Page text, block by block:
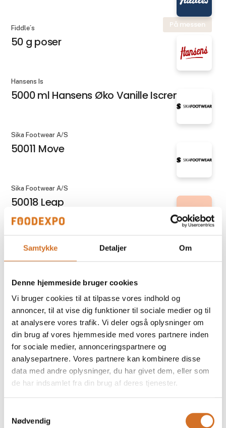
Samtykke Detaljer Om
Denne hjemmeside bruger cookies
Vi bruger cookies til at tilpasse vores indhold og
annoncer, til at vise dig funktioner til sociale medier og til
at analysere vores trafik. Vi deler også oplysninger om
din brug af vores hjemmeside med vores partnere inden
for sociale medier, annonceringspartnere og
analysepartnere. Vores partnere kan kombinere disse
data med andre oplysninger, du har givet dem, eller som
de har indsamlet fra din brug af deres tjenester.
Nødvendig
På messen
Fiddle´s
50 g poser
Hansens Is
5000 ml Hansens Øko Vanille Iscreme
Sika Footwear A/S
50011 Move
Sika Footwear A/S
50018 Leap
5G internet til erhverv
Fiddle´s
70 g poser
Kirkeby Cheese Export
A-Beta 10% fedt, Græsk type
Abrikos Rakija